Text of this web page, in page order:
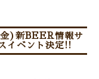
)新BEER情報サ
イベント決定!!